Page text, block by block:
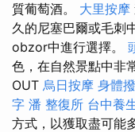
質葡萄酒。 大里按摩
久的尼塞巴爾或毛刺
obzor中進行選擇。
色，在自然景點中非
OUT 烏日按摩 身體
字 潘 整復所 台中養
方式，以獲取盡可能